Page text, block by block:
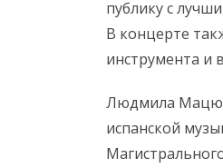
публику с
В концерте
инструмента и
Людмила
испанской